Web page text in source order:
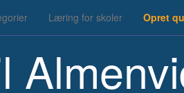
Læring for skoler Opret